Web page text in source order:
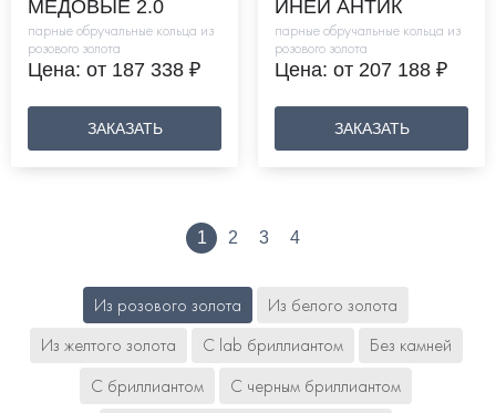
МЕДОВЫЕ 2.0
парные обручальные кольца из
розового золота
Цена: от 187 338 ₽
ЗАКАЗАТЬ
ИНЕЙ АНТИК
парные обручальные кольца из
розового золота
Цена: от 207 188 ₽
ЗАКАЗАТЬ
1 2 3 4
Из розового золота
Из белого золота
Из желтого золота
С lab бриллиантом
Без камней
С бриллиантом
С черным бриллиантом